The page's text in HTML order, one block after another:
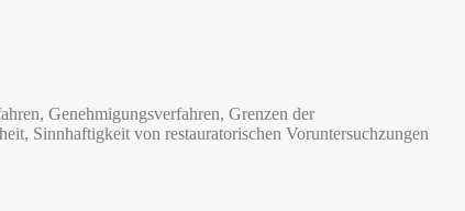
Genehmigungsverfahren, Grenzen der
Sinnhaftigkeit von restauratorischen Voruntersuchzungen